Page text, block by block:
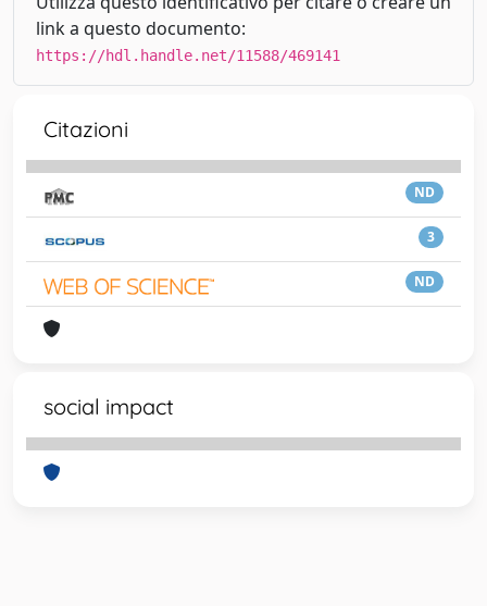
link a questo documento:
https://hdl.handle.net/11588/469141
Citazioni
ND
3
ND
social impact